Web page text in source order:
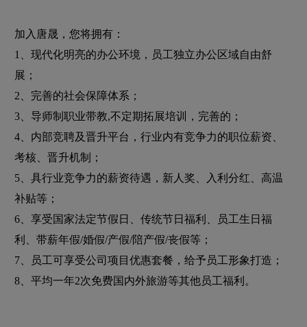
加入唐晟，您将拥有：
1、现代化明亮的办公环境，员工独立办公区域自由舒
展；
2、完善的社会保障体系；
3、导师制职业带教,不定期拓展培训，完善的；
4、内部竞聘及晋升平台，行业内有竞争力的职位薪资、
考核、晋升机制；
5、具行业竞争力的薪资待遇，新人奖、入利分红、高温
补贴等；
6、享受国家法定节假日、传统节日福利、员工生日福
利、带薪年假/婚假/产假/陪产假/丧假等；
7、员工可享受公司项目优惠套餐，给予员工形象打造；
8、平均一年2次免费国内外旅游等其他员工福利。